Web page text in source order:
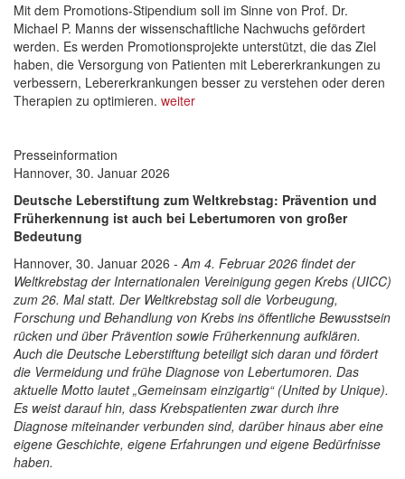
Mit dem Promotions-Stipendium soll im Sinne von Prof. Dr.
Michael P. Manns der wissenschaftliche Nachwuchs gefördert
werden. Es werden Promotionsprojekte unterstützt, die das Ziel
haben, die Versorgung von Patienten mit Lebererkrankungen zu
verbessern, Lebererkrankungen besser zu verstehen oder deren
Therapien zu optimieren. weiter
Presseinformation
Hannover, 30. Januar 2026
Deutsche Leberstiftung zum Weltkrebstag: Prävention und
Früherkennung ist auch bei Lebertumoren von großer
Bedeutung
Hannover, 30. Januar 2026 -Am 4. Februar 2026 findet der
Weltkrebstag der Internationalen Vereinigung gegen Krebs (UICC)
zum 26. Mal statt. Der Weltkrebstag soll die Vorbeugung,
Forschung und Behandlung von Krebs ins öffentliche Bewusstsein
rücken und über Prävention sowie Früherkennung aufklären.
Auch die Deutsche Leberstiftung beteiligt sich daran und fördert
die Vermeidung und frühe Diagnose von Lebertumoren. Das
aktuelle Motto lautet „Gemeinsam einzigartig“ (United by Unique).
Es weist darauf hin, dass Krebspatienten zwar durch ihre
Diagnose miteinander verbunden sind, darüber hinaus aber eine
eigene Geschichte, eigene Erfahrungen und eigene Bedürfnisse
haben.